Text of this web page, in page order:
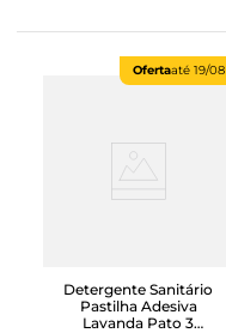
Ofertaaté 19/08
Detergente Sanitário
Pastilha Adesiva
Lavanda Pato 3